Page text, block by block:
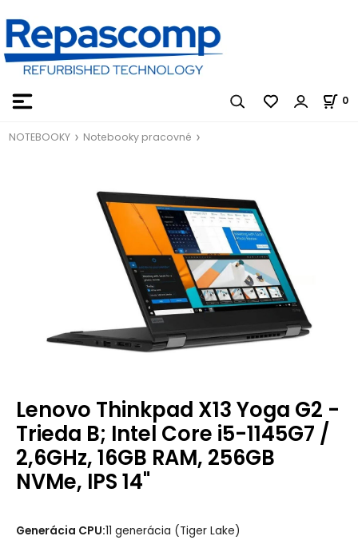
0
NOTEBOOKY Notebooky pracovné
Lenovo Thinkpad X13 Yoga G2 -
Trieda B; Intel Core i5-1145G7 /
2,6GHz, 16GB RAM, 256GB
NVMe, IPS 14"
Generácia CPU:11 generácia (Tiger Lake)